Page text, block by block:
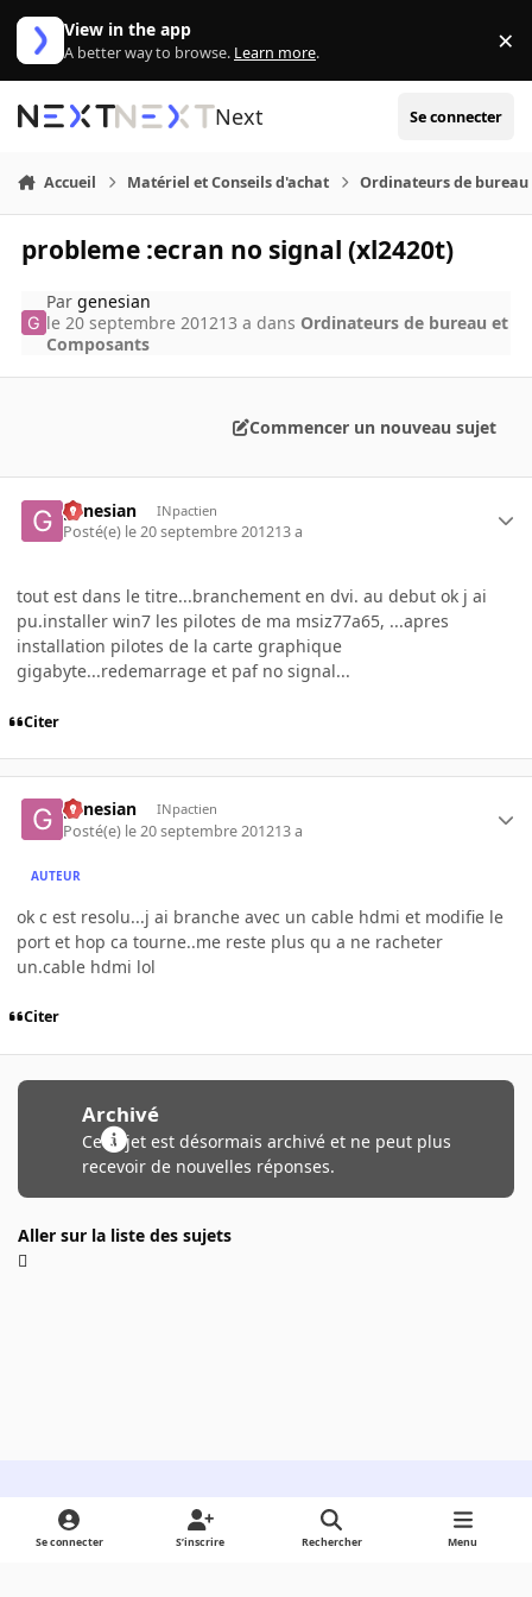
Aller au contenu
View in the app
A better way to browse. Learn more. ×
Next Se connecter
Accueil Matériel et Conseils d'achat Ordinateurs de bureau
probleme :ecran no signal (xl2420t)
Pargenesian
le 20 septembre 201213 a dans Ordinateurs de bureau et
Composants
Commencer un nouveau sujet
genesian INpactien
Posté(e) le 20 septembre 201213 a
tout est dans le titre...branchement en dvi. au debut ok j ai
pu.installer win7 les pilotes de ma msiz77a65, ...apres
installation pilotes de la carte graphique
gigabyte...redemarrage et paf no signal...
Citer
genesian INpactien
Posté(e) le 20 septembre 201213 a
AUTEUR
ok c est resolu...j ai branche avec un cable hdmi et modifie le
port et hop ca tourne..me reste plus qu a ne racheter
un.cable hdmi lol
Citer
Archivé
Ce sujet est désormais archivé et ne peut plus
recevoir de nouvelles réponses.
Aller sur la liste des sujets
Light ModeDark ModeSystem Preference
Se connecter S’inscrire Rechercher Menu